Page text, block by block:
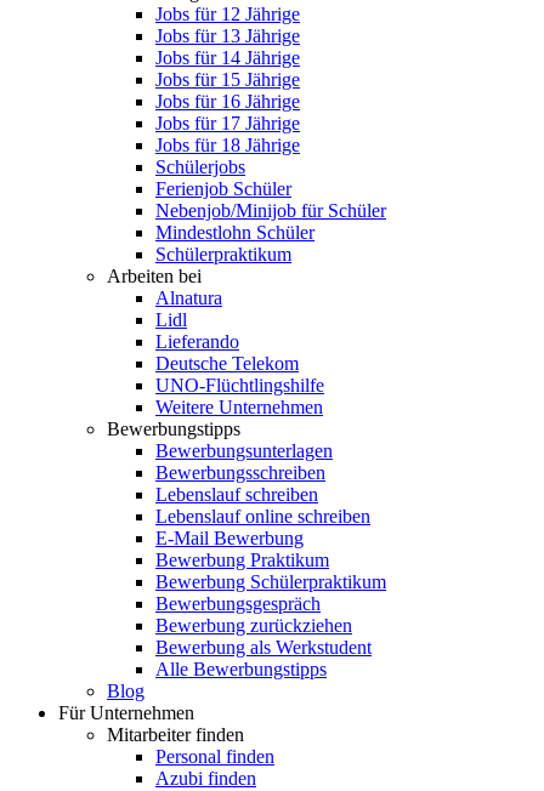
Jobs für 12 Jährige
Jobs für 13 Jährige
Jobs für 14 Jährige
Jobs für 15 Jährige
Jobs für 16 Jährige
Jobs für 17 Jährige
Jobs für 18 Jährige
Schülerjobs
Ferienjob Schüler
Nebenjob/Minijob für Schüler
Mindestlohn Schüler
Schülerpraktikum
Arbeiten bei
Alnatura
Lidl
Lieferando
Deutsche Telekom
UNO-Flüchtlingshilfe
Weitere Unternehmen
Bewerbungstipps
Bewerbungsunterlagen
Bewerbungsschreiben
Lebenslauf schreiben
Lebenslauf online schreiben
E-Mail Bewerbung
Bewerbung Praktikum
Bewerbung Schülerpraktikum
Bewerbungsgespräch
Bewerbung zurückziehen
Bewerbung als Werkstudent
Alle Bewerbungstipps
Blog
Für Unternehmen
Mitarbeiter finden
Personal finden
Azubi finden